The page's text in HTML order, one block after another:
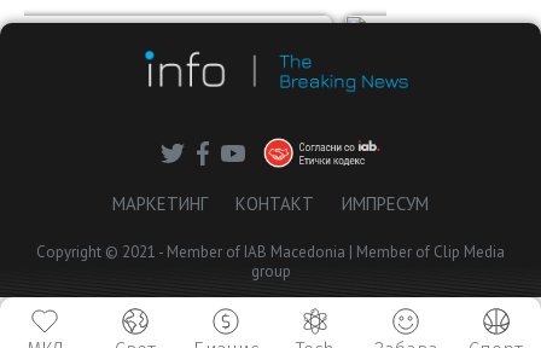
МАРКЕТИНГ КОНТАКТ ИМПРЕСУМ
Copyright © 2021 - Member of IAB Macedonia | Member of Clip Media
group